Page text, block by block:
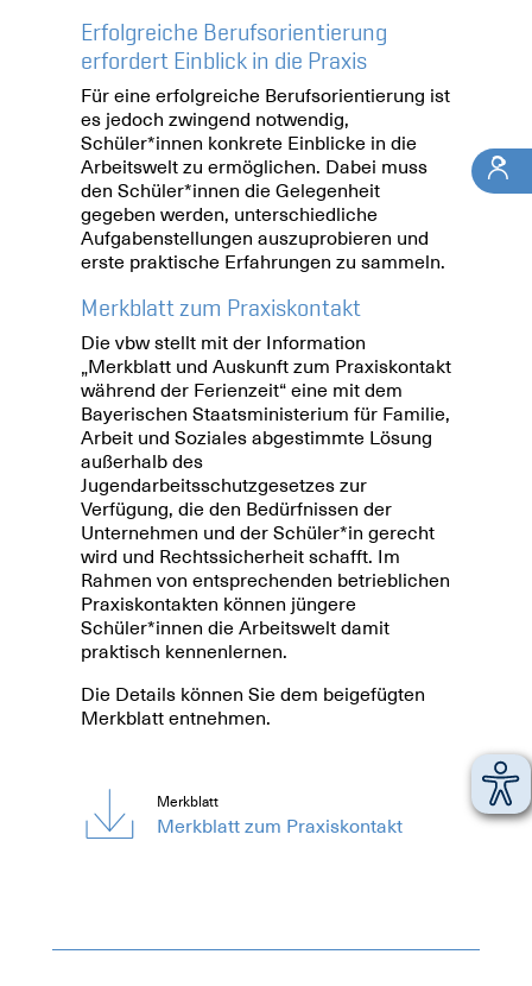
Erfolgreiche Berufsorientierung
erfordert Einblick in die Praxis
Für eine erfolgreiche Berufsorientierung ist
es jedoch zwingend notwendig,
Schüler*innen konkrete Einblicke in die
Arbeitswelt zu ermöglichen. Dabei muss
den Schüler*innen die Gelegenheit
gegeben werden, unterschiedliche
Aufgabenstellungen auszuprobieren und
erste praktische Erfahrungen zu sammeln.
Merkblatt zum Praxiskontakt
Die vbw stellt mit der Information
„Merkblatt und Auskunft zum Praxiskontakt
während der Ferienzeit“ eine mit dem
Bayerischen Staatsministerium für Familie,
Arbeit und Soziales abgestimmte Lösung
außerhalb des
Jugendarbeitsschutzgesetzes zur
Verfügung, die den Bedürfnissen der
Unternehmen und der Schüler*in gerecht
wird und Rechtssicherheit schafft. Im
Rahmen von entsprechenden betrieblichen
Praxiskontakten können jüngere
Schüler*innen die Arbeitswelt damit
praktisch kennenlernen.
Die Details können Sie dem beigefügten
Merkblatt entnehmen.
Merkblatt
Merkblatt zum Praxiskontakt